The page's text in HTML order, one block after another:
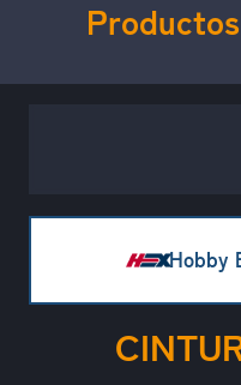
Productos
Hobby